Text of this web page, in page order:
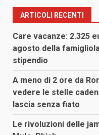
ARTICOLI RECENTI
Care vacanze: 2.325
agosto della
stipendio
A meno di 2 ore da
vedere le stelle
lascia senza fiato
Le rivoluzioni delle